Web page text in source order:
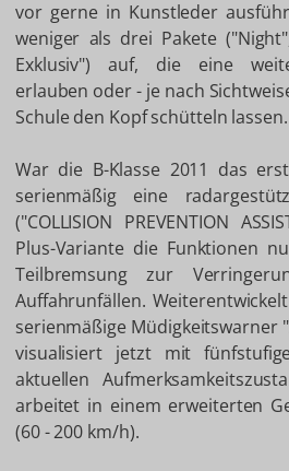
vor gerne in Kunstleder
weniger als drei Pakete
Exklusiv") auf, die eine
erlauben oder - je nach
Schule den Kopf schütteln lassen.
War die B-Klasse 2011 das
serienmäßig eine
("COLLISION PREVENTION
Plus-Variante die Funktionen
Teilbremsung zur
Auffahrunfällen.
serienmäßige Müdigkeitswarner
visualisiert jetzt mit
aktuellen
arbeitet in einem erweiterten
(60 - 200 km/h).